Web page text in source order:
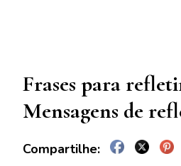
Frases para
Mensagens de